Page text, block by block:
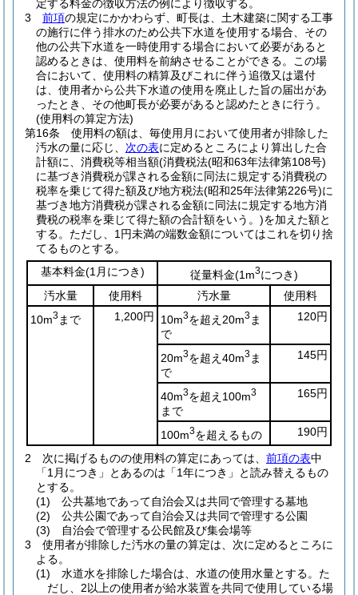
定する料金の徴収方法の例により徴収する。
3
前項の規定にかかわらず、町長は、土木建築に関する工事
の施行に伴う排水のため公共下水道を使用する場合、その
他の公共下水道を一時使用する場合において必要があると
認めるときは、使用料を前納させることができる。
この場
合において、使用料の精算及びこれに伴う追徴又は還付
は、使用者から公共下水道の使用を廃止した旨の届出があ
ったとき、その他町長が必要があると認めたときに行う。
(使用料の算定方法)
第16条
使用料の額は、毎使用月において使用者が排除した
汚水の量に応じ、 次の表に定めるところにより算出した合
計額に、消費税等相当額(消費税法(昭和63年法律第108号)
に基づき消費税が課される金額に同法に規定する消費税の
税率を乗じて得た額及び地方税法(昭和25年法律第226号)に
基づき地方消費税が課される金額に同法に規定する地方消
費税の税率を乗じて得た額の合計額をいう。)を加えた額と
する。 ただし、1円未満の端数金額についてはこれを切り捨
てるものとする。
基本料金(1月につき) 従量料金(1m3につき)
汚水量
使用料 汚水量
使用料
10m3 まで 1,200円 10m3を超え20m3 ま
で
120円
20m3を超え40m3 ま
で
145円
40m3を超え100m3
まで
165円
100m3を超えるもの 190円
2 次に掲げるものの使用料の算定にあっては、 前項の表中
「1月につき」とあるのは「1年につき」と読み替えるもの
とする。
(1)
公共墓地であって自治会又は共同で管理する墓地
(2)
公共公園であって自治会又は共同で管理する公園
(3)
自治会で管理する公民館及び集会場等
3
使用者が排除した汚水の量の算定は、次に定めるところに
よる。
(1)
水道水を排除した場合は、水道の使用水量とする。 た
だし、2以上の使用者が給水装置を共同で使用している場